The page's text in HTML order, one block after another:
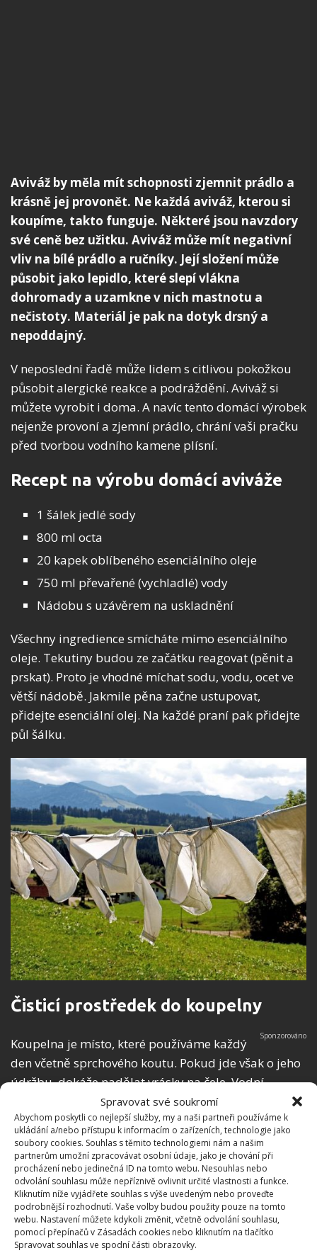
Spravovat své soukromí
Abychom poskytli co nejlepší služby, my a naši partneři používáme k
ukládání a/nebo přístupu k informacím o zařízeních, technologie jako
soubory cookies. Souhlas s těmito technologiemi nám a našim
partnerům umožní zpracovávat osobní údaje, jako je chování při
procházení nebo jedinečná ID na tomto webu. Nesouhlas nebo
odvolání souhlasu může nepříznivě ovlivnit určité vlastnosti a funkce.
Kliknutím níže vyjádřete souhlas s výše uvedeným nebo proveďte
podrobnější rozhodnutí. Vaše volby budou použity pouze na tomto
webu. Nastavení můžete kdykoli změnit, včetně odvolání souhlasu,
pomocí přepínačů v Zásadách cookies nebo kliknutím na tlačítko
Spravovat souhlas ve spodní části obrazovky.
Aviváž by měla mít schopnosti zjemnit prádlo a
krásně jej provonět. Ne každá aviváž, kterou si
koupíme, takto funguje. Některé jsou navzdory
své ceně bez užitku. Aviváž může mít negativní
vliv na bílé prádlo a ručníky. Její složení může
působit jako lepidlo, které slepí vlákna
dohromady a uzamkne v nich mastnotu a
nečistoty. Materiál je pak na dotyk drsný a
nepoddajný.
V neposlední řadě může lidem s citlivou pokožkou
působit alergické reakce a podráždění. Aviváž si
můžete vyrobit i doma. A navíc tento domácí výrobek
nejenže provoní a zjemní prádlo, chrání vaši pračku
před tvorbou vodního kamene plísní.
Recept na výrobu domácí aviváže
1 šálek jedlé sody
800 ml octa
20 kapek oblíbeného esenciálního oleje
750 ml převařené (vychladlé) vody
Nádobu s uzávěrem na uskladnění
Všechny ingredience smícháte mimo esenciálního
oleje. Tekutiny budou ze začátku reagovat (pěnit a
prskat). Proto je vhodné míchat sodu, vodu, ocet ve
větší nádobě. Jakmile pěna začne ustupovat,
přidejte esenciální olej. Na každé praní pak přidejte
půl šálku.
Čisticí prostředek do koupelny
Koupelna je místo, které používáme každý
den včetně sprchového koutu. Pokud jde však o jeho
údržbu, dokáže nadělat vrásky na čele. Vodní
kámen, zaschlé kapky vody, zárodky plísně, kterým
se ve vlhkém a teplém prostředí daří obzvlášť dobře.
I pro tento případ si můžete doma připravit účinný
čistič. Zde je recept:
10 lžic prostředku na mytí nádobí
10 lžic octa
Dále budete potřebovat: nádobu s rozprašovačem,